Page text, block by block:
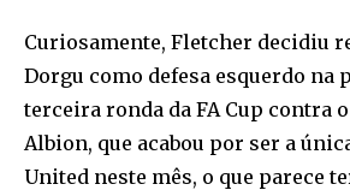
Curiosamente, Fletcher decidiu
Dorgu como defesa esquerdo na
terceira ronda da FA Cup contra
Albion, que acabou por ser a
United neste mês, o que parece